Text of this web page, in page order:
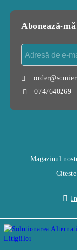
Abonează-
0747640269
Magazinul